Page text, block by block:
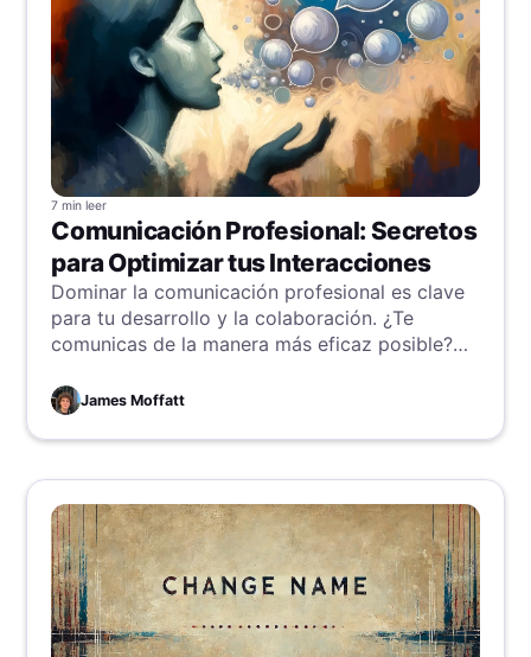
7 min leer
Comunicación Profesional: Secretos
para Optimizar tus Interacciones
Dominar la comunicación profesional es clave
para tu desarrollo y la colaboración. ¿Te
comunicas de la manera más eficaz posible?
mejorar tus interacciones y garantizar el éxito.
James Moffatt